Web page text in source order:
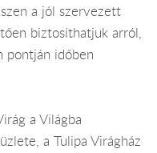
a jól szervezett
biztosíthatjuk arról,
pontján időben
a Világba
a Tulipa Virágház